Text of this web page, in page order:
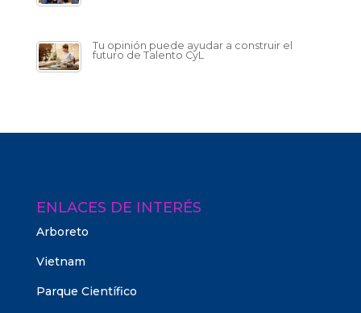
Tu opinión puede ayudar a construir el
futuro de Talento CyL
ENLACES DE INTERÉS
Arboreto
Vietnam
Parque Científico